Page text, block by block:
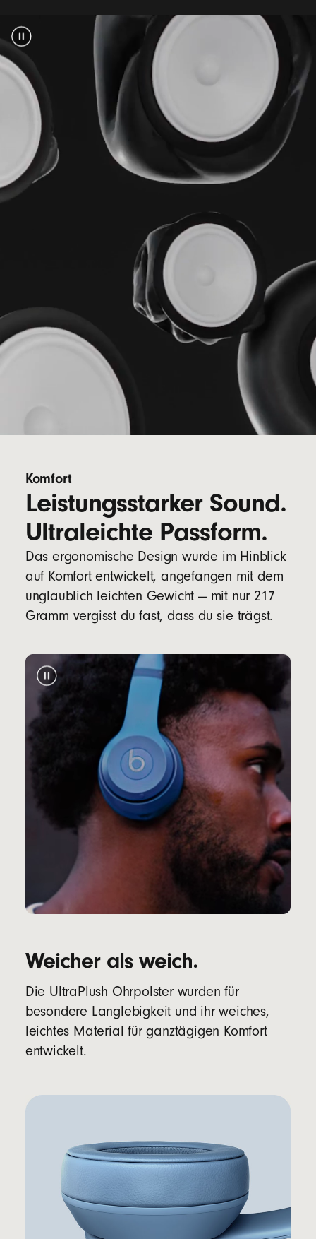
Beats Solo 4 Kopfhörer
Etui
USB-C zu USB-C Kabel zum Aufladen und für
Audio
3,5 mm analoges Audiokabel
(USB-C Netzadapter separat erhältlich)
Die Verpackung der Beats Solo 4 besteht zu
100 % aus Fasern aus nachhaltiger
Forstwirtschaft
Komfort
Leistungsstarker Sound.
Ultraleichte Passform.
Das ergonomische Design wurde im Hinblick
auf Komfort entwickelt, angefangen mit dem
unglaublich leichten Gewicht — mit nur 217
Gramm vergisst du fast, dass du sie trägst.
Weicher als weich.
Die UltraPlush Ohrpolster wurden für
besondere Langlebigkeit und ihr weiches,
leichtes Material für ganztägigen Komfort
entwickelt.